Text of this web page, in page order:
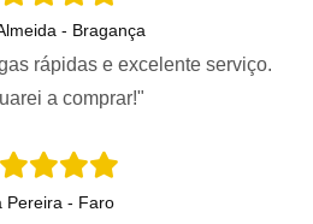
- Bragança
rápidas e excelente serviço.
a comprar!"
Pereira - Faro